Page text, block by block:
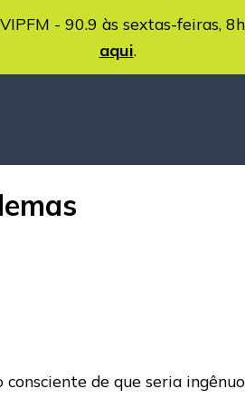
- 90.9 às sextas-feiras,
aqui.
de que seria